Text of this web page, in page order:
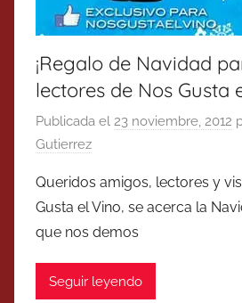
¡Regalo de Navidad
lectores de Nos Gusta
Publicada el 23 noviembre, 2012
Gutierrez
Queridos amigos, lectores y
Gusta el Vino, se acerca la
que nos demos
Seguir leyendo